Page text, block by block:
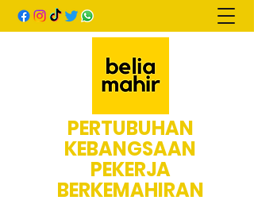
PERTUBUHAN
KEBANGSAAN
PEKERJA
BERKEMAHIRAN